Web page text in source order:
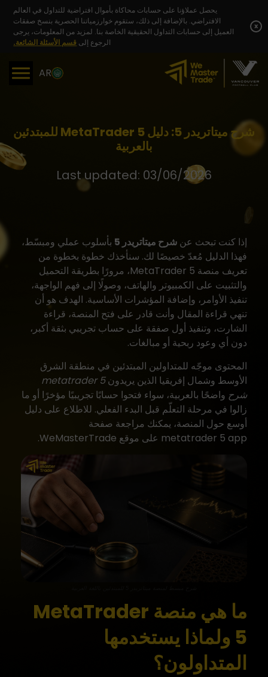
content
يحصل عملاؤنا على حسابات محاكاة بأموال افتراضية للتداول في العالم
الافتراضي. بالإضافة إلى ذلك، ستقوم خوارزمياتنا الحصرية بنسخ صفقات
العميل إلى حسابات التداول الحقيقية الخاصة بنا. لمزيد من المعلومات، يرجى
الرجوع إلى قسم الأسئلة الشائعة.
x
AR
شرح ميتاتريدر 5: دليل MetaTrader 5 للمبتدئين
بالعربية
Last updated: 03/06/2026
إذا كنت تبحث عن شرح ميتاتريدر 5
بأسلوب عملي ومبسّط،
فهذا الدليل مُعدّ خصيصًا لك. سنأخذك خطوة بخطوة من
تعريف منصة MetaTrader 5، مرورًا بطريقة التحميل
والتثبيت على الكمبيوتر والهاتف، وصولًا إلى فهم الواجهة،
تنفيذ الأوامر، وإضافة المؤشرات الأساسية. الهدف هو أن
تنهي قراءة المقال وأنت قادر على فتح المنصة، قراءة
الشارت، وتنفيذ أول صفقة على حساب تجريبي بثقة أكبر،
دون أي وعود ربحية أو مبالغات.
المحتوى موجّه للمتداولين المبتدئين في منطقة الشرق
الأوسط وشمال إفريقيا الذين يريدونmetatrader 5
شرح واضحًا بالعربية، سواء فتحوا حسابًا تجريبيًا مؤخرًا أو ما
زالوا في مرحلة التعلّم قبل البدء الفعلي. للاطلاع على دليل
أوسع حول المنصة، يمكنك مراجعة صفحة
metatrader 5 app على موقع WeMasterTrade
.
ما هي منصة MetaTrader
5 ولماذا يستخدمها
المتداولون؟